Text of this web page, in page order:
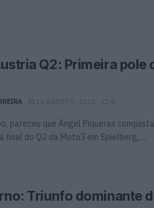
Q2: Primeira pole
16 AGOSTO, 2025 0
pareceu que Ángel Piqueras
final do Q2 da Moto3 em Spielberg, ...
Triunfo dominante